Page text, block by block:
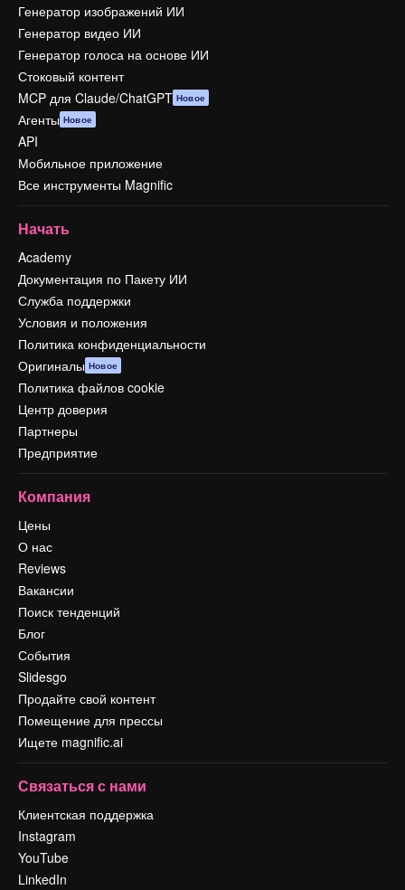
Генератор изображений ИИ
Генератор видео ИИ
Генератор голоса на основе ИИ
Стоковый контент
MCP для Claude/ChatGPT Новое
Агенты Новое
API
Мобильное приложение
Все инструменты Magnific
Начать
Academy
Документация по Пакету ИИ
Служба поддержки
Условия и положения
Политика конфиденциальности
Оригиналы Новое
Политика файлов cookie
Центр доверия
Партнеры
Предприятие
Компания
Цены
О нас
Reviews
Вакансии
Поиск тенденций
Блог
События
Slidesgo
Продайте свой контент
Помещение для прессы
Ищете magnific.ai
Связаться с нами
Клиентская поддержка
Instagram
YouTube
LinkedIn